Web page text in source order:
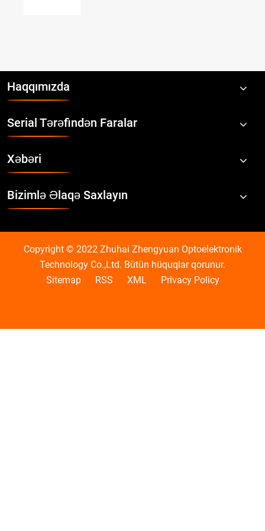
Haqqımızda
Serial Tərəfindən Faralar
Xəbəri
Bizimlə Əlaqə Saxlayın
Copyright © 2022 Zhuhai Zhengyuan Optoelektronik
Technology Co.,Ltd. Bütün hüquqlar qorunur.
Sitemap
RSS XML Privacy Policy